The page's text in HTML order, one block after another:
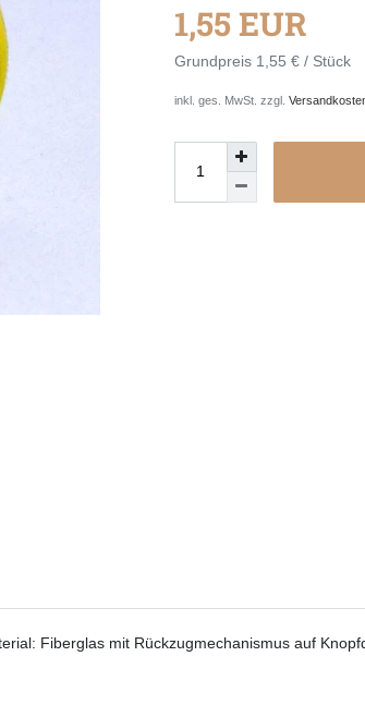
1,55 EUR
Grundpreis 1,55 € / Stück
inkl. ges. MwSt. zzgl.
Fiberglas mit Rückzugmechanismus auf